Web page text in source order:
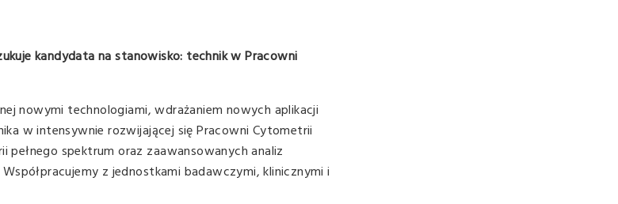
kandydata na stanowisko: technik w Pracowni
nowymi technologiami, wdrażaniem nowych aplikacji
w intensywnie rozwijającej się Pracowni Cytometrii
spektrum oraz zaawansowanych analiz
z jednostkami badawczymi, klinicznymi i